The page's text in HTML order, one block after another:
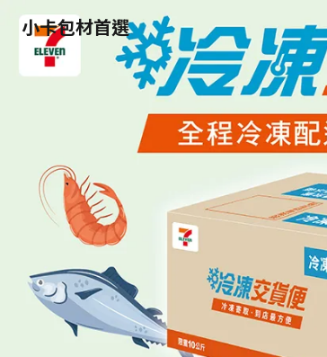
小卡包材首選